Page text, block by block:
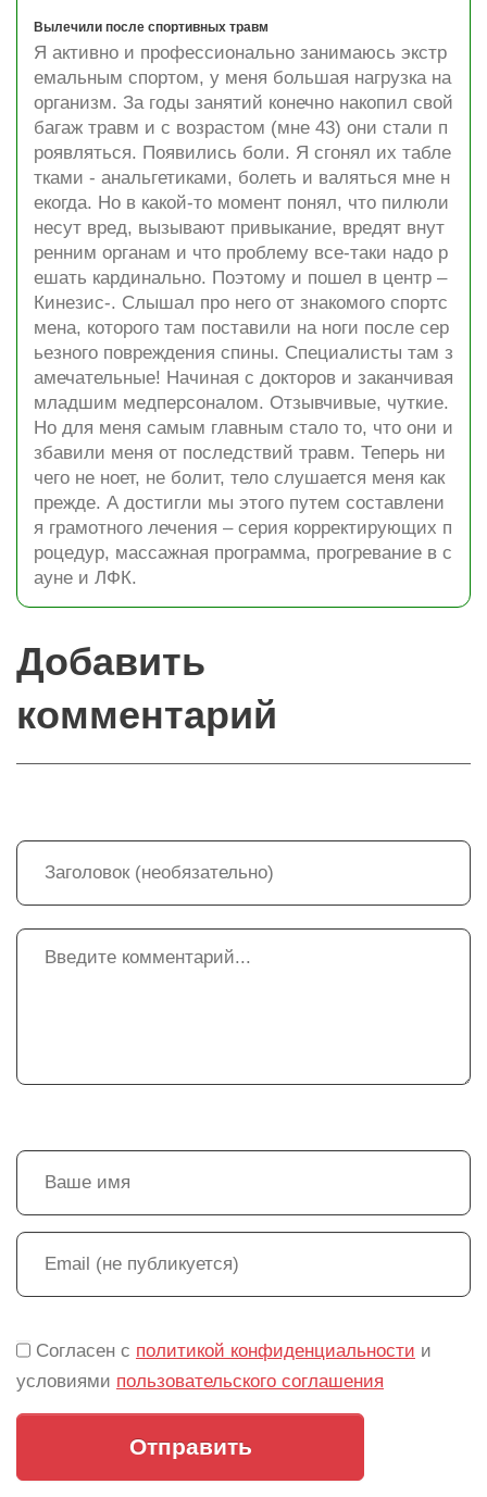
Вылечили после спортивных травм
Я активно и профессионально занимаюсь экстр
емальным спортом, у меня большая нагрузка на
организм. За годы занятий конечно накопил свой
багаж травм и с возрастом (мне 43) они стали п
роявляться. Появились боли. Я сгонял их табле
тками - анальгетиками, болеть и валяться мне н
екогда. Но в какой-то момент понял, что пилюли
несут вред, вызывают привыкание, вредят внут
ренним органам и что проблему все-таки надо р
ешать кардинально. Поэтому и пошел в центр –
Кинезис-. Слышал про него от знакомого спортс
мена, которого там поставили на ноги после сер
ьезного повреждения спины. Специалисты там з
амечательные! Начиная с докторов и заканчивая
младшим медперсоналом. Отзывчивые, чуткие.
Но для меня самым главным стало то, что они и
збавили меня от последствий травм. Теперь ни
чего не ноет, не болит, тело слушается меня как
прежде. А достигли мы этого путем составлени
я грамотного лечения – серия корректирующих п
роцедур, массажная программа, прогревание в с
ауне и ЛФК.
Добавить
комментарий
Согласен с политикой конфиденциальности и
условиями пользовательского соглашения
Отправить